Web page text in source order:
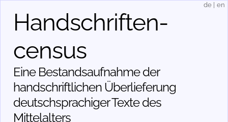
Handschriften­
census
Eine Bestandsaufnahme der
handschriftlichen Über­lieferung
deutschsprachiger Texte des
Mittelalters
de en